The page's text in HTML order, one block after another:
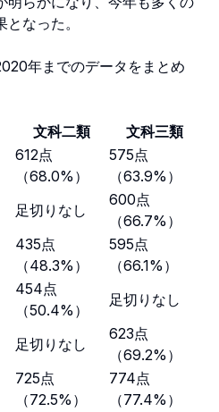
なった。
年までのデータをまとめ
文科二類
文科三類
612点
（68.0%）
575点
（63.9%）
足切りなし
600点
（66.7%）
435点
（48.3%）
595点
（66.1%）
454点
（50.4%）
足切りなし
足切りなし
623点
（69.2%）
725点
（72.5%）
774点
（77.4%）